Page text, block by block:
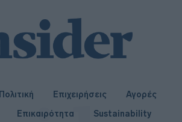
Πολιτική Επιχειρήσεις
Αγορές
Επικαιρότητα Sustainability